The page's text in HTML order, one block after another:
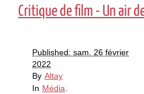
Critique de film - Un air
Published: sam. 26 février
2022
By Altay
In Média.